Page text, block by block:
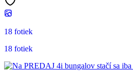
18 fotiek
18 fotiek